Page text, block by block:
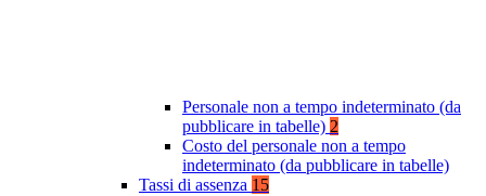
Personale non a tempo indeterminato (da
pubblicare in tabelle) 2
Costo del personale non a tempo
indeterminato (da pubblicare in tabelle)
Tassi di assenza 15